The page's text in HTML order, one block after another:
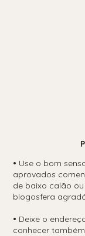
• Use o bom
aprovados
de baixo calão
blogosfera
• Deixe o
conhecer